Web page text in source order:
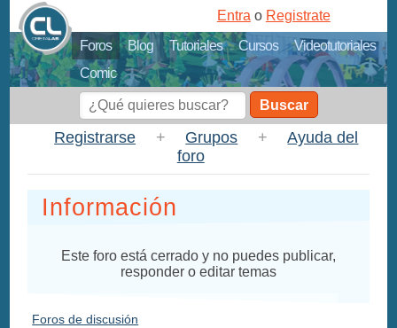
Foros Blog Tutoriales Cursos
Videotutoriales
Comic
Entra o Registrate
Buscar
Registrarse + Grupos +
Ayuda del
foro
Información
Este foro está cerrado y no puedes publicar,
responder o editar temas
Foros de discusión